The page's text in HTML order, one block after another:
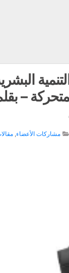
–
مشاركات الأعضاء,